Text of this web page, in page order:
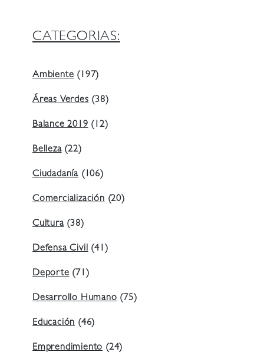
CATEGORIAS:
Ambiente(197)
Áreas Verdes(38)
Balance 2019(12)
Belleza(22)
Ciudadanía (106)
Comercialización(20)
Cultura(38)
Defensa Civil(41)
Deporte(71)
Desarrollo Humano(75)
Educación(46)
Emprendimiento(24)